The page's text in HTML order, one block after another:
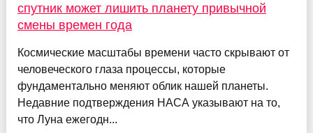
спутник может лишить планету привычной
смены времен года
Космические масштабы времени часто скрывают от
человеческого глаза процессы, которые
фундаментально меняют облик нашей планеты.
Недавние подтверждения НАСА указывают на то,
что Луна ежегодн...